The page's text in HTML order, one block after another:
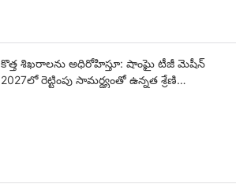
కొత్త శిఖరాలను అధిరోహిస్తూ: షాంఘై టీజీ మెషీన్
2027లో రెట్టింపు సామర్థ్యంతో ఉన్నత శ్రేణి